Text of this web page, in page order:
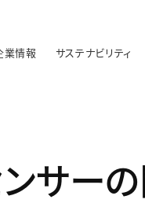
業情報 サステナビリティ
サー